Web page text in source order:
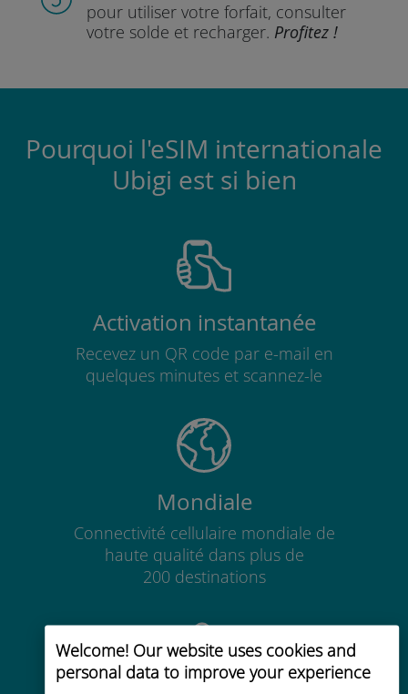
Welcome! Our website uses cookies and
personal data to improve your experience
pour utiliser votre forfait, consulter
votre solde et recharger. Profitez !
Pourquoi l'eSIM internationale
Ubigi est si bien
Activation instantanée
Recevez un QR code par e-mail en
quelques minutes et scannez-le
Mondiale
Connectivité cellulaire mondiale de
haute qualité dans plus de
200 destinations